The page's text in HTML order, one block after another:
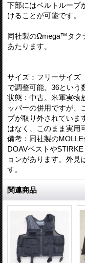
下部にはベルトループ
けることが可能です。
同社製のΩmega™タク
あたります。
サイズ：フリーサイズ
で調整可能。36という
状態：中古。米軍実物
ッパーの併用ですが、
プが取り外されていま
はなく、このまま実用
備考：同社製の
DOAVベストや
ョンがあります。外見
す。
関連商品